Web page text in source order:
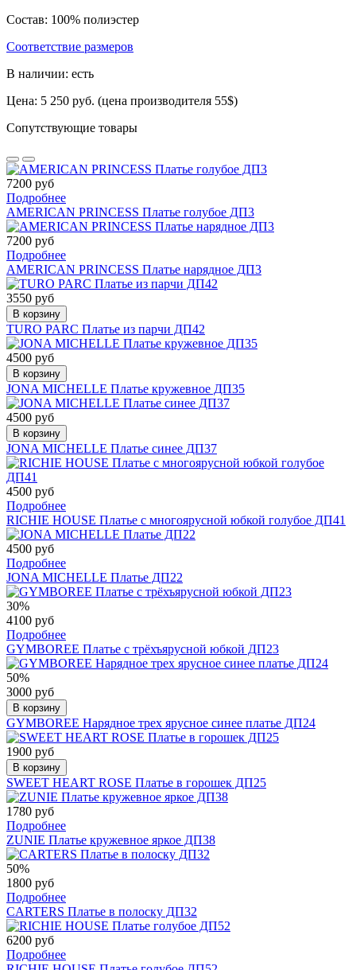
Состав: 100% полиэстер
Соответствие размеров
В наличии: есть
Цена: 5 250 руб. (цена производителя 55$)
Сопутствующие товары
7200 руб
Подробнее
AMERICAN PRINCESS Платье голубое ДП3
7200 руб
Подробнее
AMERICAN PRINCESS Платье нарядное ДП3
3550 руб
В корзину
TURO PARC Платье из парчи ДП42
4500 руб
В корзину
JONA MICHELLE Платье кружевное ДП35
4500 руб
В корзину
JONA MICHELLE Платье синее ДП37
4500 руб
Подробнее
RICHIE HOUSE Платье с многоярусной юбкой голубое ДП41
4500 руб
Подробнее
JONA MICHELLE Платье ДП22
30%
4100 руб
Подробнее
GYMBOREE Платье с трёхъярусной юбкой ДП23
50%
3000 руб
В корзину
GYMBOREE Нарядное трех ярусное синее платье ДП24
1900 руб
В корзину
SWEET HEART ROSE Платье в горошек ДП25
1780 руб
Подробнее
ZUNIE Платье кружевное яркое ДП38
50%
1800 руб
Подробнее
CARTERS Платье в полоску ДП32
6200 руб
Подробнее